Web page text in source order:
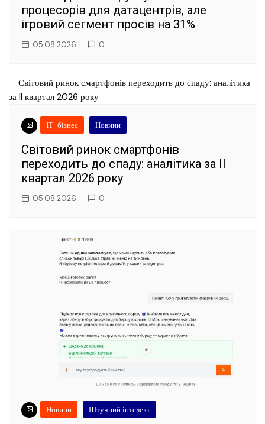
процесорів для датацентрів, але
ігровий сегмент просів на 31%
05.08.2026 0
ІТ-бізнес Новини
Світовий ринок смартфонів
переходить до спаду: аналітика за II
квартал 2026 року
05.08.2026 0
Новини Штучний інтелект